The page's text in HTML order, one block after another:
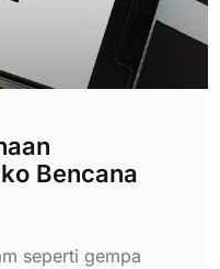
Bencana
seperti gempa